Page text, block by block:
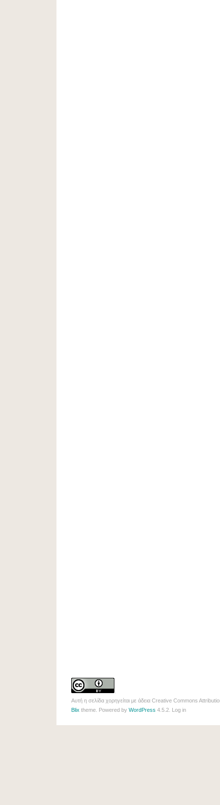
Αυτή η σελίδα χορηγείται με άδεια Creative Commons
Blix theme. Powered by WordPress 4.5.2. Log in